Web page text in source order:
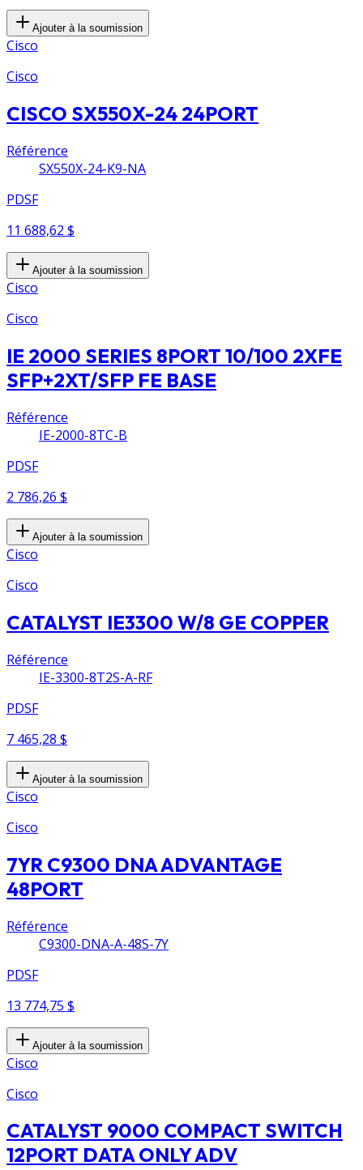
Ajouter à la soumission
Cisco
Cisco
CISCO SX550X-24 24PORT
Référence
SX550X-24-K9-NA
PDSF
11 688,62 $
Ajouter à la soumission
Cisco
Cisco
IE 2000 SERIES 8PORT 10/100 2XFE
SFP+2XT/SFP FE BASE
Référence
IE-2000-8TC-B
PDSF
2 786,26 $
Ajouter à la soumission
Cisco
Cisco
CATALYST IE3300 W/8 GE COPPER
Référence
IE-3300-8T2S-A-RF
PDSF
7 465,28 $
Ajouter à la soumission
Cisco
Cisco
7YR C9300 DNA ADVANTAGE
48PORT
Référence
C9300-DNA-A-48S-7Y
PDSF
13 774,75 $
Ajouter à la soumission
Cisco
Cisco
CATALYST 9000 COMPACT SWITCH
12PORT DATA ONLY ADV